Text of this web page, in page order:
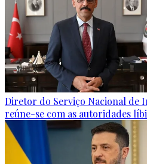
Diretor do Serviço Nacional de
reúne-se com as autoridades